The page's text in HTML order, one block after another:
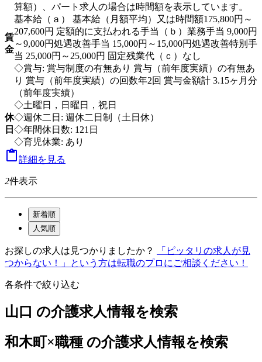
賃
金
算額）、パート求人の場合は時間額を表示しています。
基本給（ａ） 基本給（月額平均）又は時間額175,800円～
207,600円 定額的に支払われる手当（ｂ）業務手当 9,000円
～9,000円処遇改善手当 15,000円～15,000円処遇改善特別手
当 25,000円～25,000円 固定残業代（ｃ）なし
◇賞与: 賞与制度の有無あり 賞与（前年度実績）の有無あ
り 賞与（前年度実績）の回数年2回 賞与金額計 3.15ヶ月分
（前年度実績）
休
日
◇土曜日，日曜日，祝日
◇週休二日: 週休二日制（土日休）
◇年間休日数: 121日
◇育児休業: あり
詳細を見る
2件表示
新着順
人気順
お探しの求人は見つかりましたか？
「ピッタリの求人が見
つからない！」という方は転職のプロにご相談ください！
各条件で絞り込む
山口 の介護求人情報を検索
和木町×職種 の介護求人情報を検索